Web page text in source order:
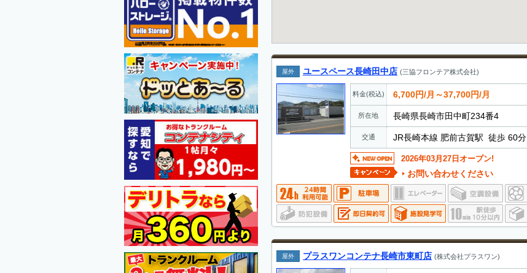
屋外 ユースペース長崎田中店 (三協フロンテア株式会社)
料金(税込) 6,700円/月～37,700円/月
所在地 長崎県長崎市田中町234番4
交通 JR長崎本線 肥前古賀駅 徒歩 60分
2026年03月27日オープン!
お問い合わせください
屋外 プラスワンコンテナ長崎市東町店 (株式会社プラスワン)